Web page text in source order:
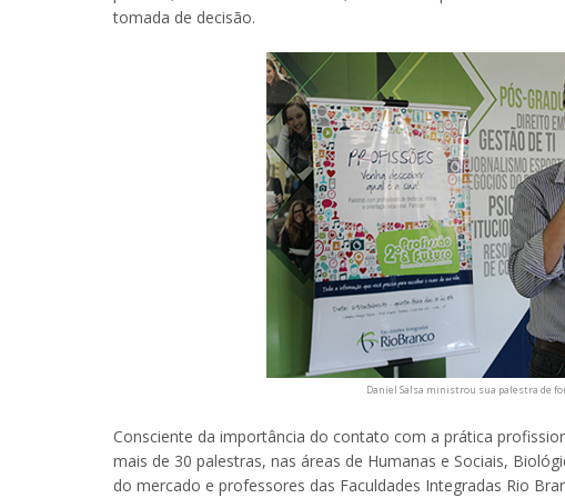
tomada de decisão.
Daniel Salsa ministrou sua palestra de
Consciente da importância do contato com a prática
mais de 30 palestras, nas áreas de Humanas e Sociais,
do mercado e professores das Faculdades Integradas Rio